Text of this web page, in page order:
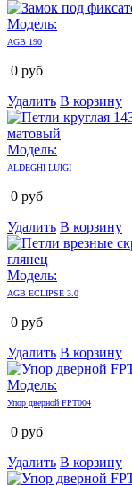
Модель:
AGB 190
0 руб
Удалить В корзину
Модель:
ALDEGHI LUIGI
0 руб
Удалить В корзину
Модель:
AGB ECLIPSE 3.0
0 руб
Удалить В корзину
Модель:
Упор дверной FPT004
0 руб
Удалить В корзину